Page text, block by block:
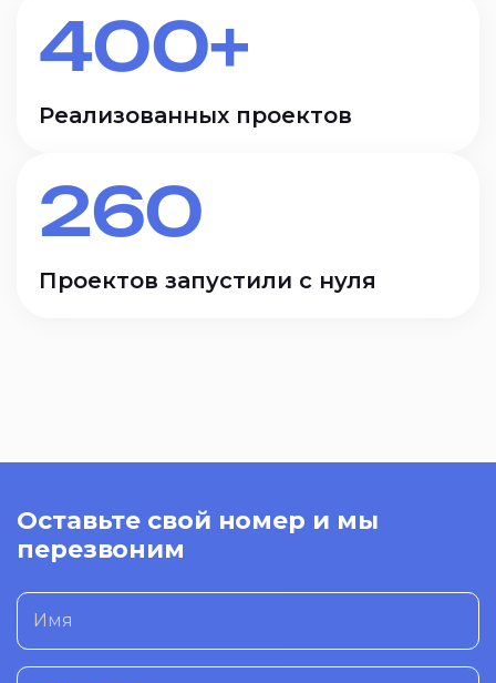
400+
Реализованных проектов
260
Проектов запустили с нуля
Оставьте свой номер и мы
перезвоним
Имя